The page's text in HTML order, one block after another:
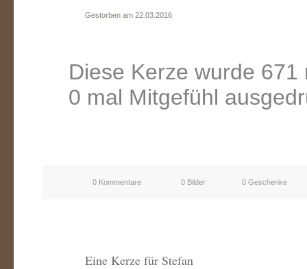
Gestorben am 22.03.2016
Diese Kerze wurde
0 mal Mitgefühl
0 Kommentare 0 Bilder 0 Geschenke
Eine Kerze für Stefan